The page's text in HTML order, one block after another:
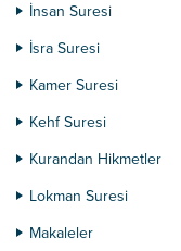
İnsan Suresi
İsra Suresi
Kamer Suresi
Kehf Suresi
Kurandan Hikmetler
Lokman Suresi
Makaleler